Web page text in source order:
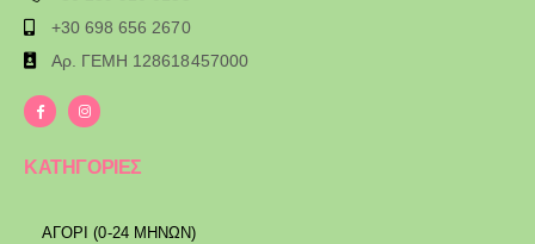
+30 698 656 2670
Αρ. ΓΕΜΗ 128618457000
ΚΑΤΗΓΟΡΙΕΣ
ΑΓΟΡΙ (0-24 ΜΗΝΩΝ)